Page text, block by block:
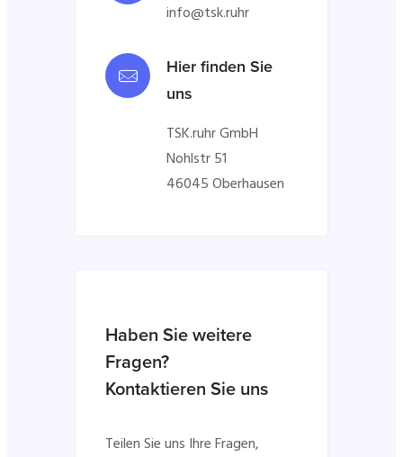
info@tsk.ruhr
Hier finden Sie
uns
TSK.ruhr GmbH
Nohlstr 51
46045 Oberhausen
Haben Sie weitere
Fragen?
Kontaktieren Sie uns
Teilen Sie uns Ihre Fragen,